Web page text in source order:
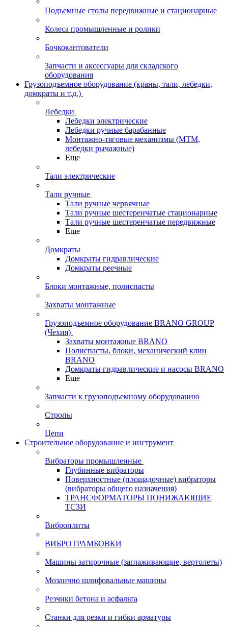
Подъемные столы передвижные и стационарные
Колеса промышленные и ролики
Бочкокантователи
Запчасти и аксессуары для складского
оборудования
Грузоподъемное оборудование (краны, тали, лебедки,
домкраты и т.д.)
Лебедки
Лебедки электрические
Лебедки ручные барабанные
Монтажно-тяговые механизмы (МТМ,
лебедки рычажные)
Еще
Тали электрические
Тали ручные
Тали ручные червячные
Тали ручные шестеренчатые стационарные
Тали ручные шестеренчатые передвижные
Еще
Домкраты
Домкраты гидравлические
Домкраты реечные
Блоки монтажные, полиспасты
Захваты монтажные
Грузоподъемное оборудование BRANO GROUP
(Чехия)
Захваты монтажные BRANO
Полиспасты, блоки, механический клин
BRANO
Домкраты гидравлические и насосы BRANO
Еще
Запчасти к грузоподъемному оборудованию
Стропы
Цепи
Строительное оборудование и инструмент
Вибраторы промышленные
Глубинные вибраторы
Поверхностные (площадочные) вибраторы
(вибраторы общего назначения)
ТРАНСФОРМАТОРЫ ПОНИЖАЮЩИЕ
ТСЗИ
Виброплиты
ВИБРОТРАМБОВКИ
Машины затирочные (заглаживающие, вертолеты)
Мозаично шлифовальные машины
Резчики бетона и асфальта
Станки для резки и гибки арматуры